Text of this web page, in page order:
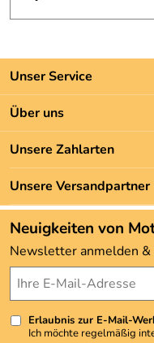
Unser Service
Kontakt
Batteriegesetz
Newsletter
Zahlung und Versand
Über uns
Unsere Bestseller
Marken
Neu
Angebote
Kundenbewertungen
4,9/5*****
Unsere Zahlarten
Unsere Versandpartner
Neuigkeiten von
Newsletter anmelden
Erlaubnis zur E-Mail-
Ich möchte regelmäßig